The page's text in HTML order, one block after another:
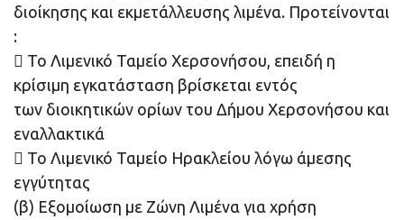
διοίκησης και εκμετάλλευσης λιμένα. Προτείνονται
:
 Το Λιμενικό Ταμείο Χερσονήσου, επειδή η
κρίσιμη εγκατάσταση βρίσκεται εντός
των διοικητικών ορίων του Δήμου Χερσονήσου και
εναλλακτικά
 Το Λιμενικό Ταμείο Ηρακλείου λόγω άμεσης
εγγύτητας
(β) Εξομοίωση με Ζώνη Λιμένα για χρήση